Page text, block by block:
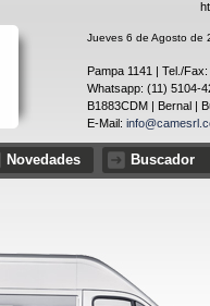
Jueves 6 de Agosto de
Pampa 1141 | Tel./
Whatsapp: (11) 5104-
B1883CDM | Bernal |
E-Mail:
Novedades Buscador